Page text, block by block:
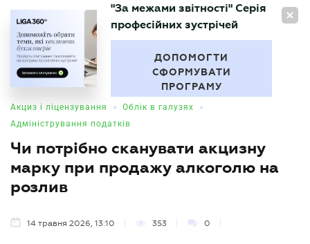
UA
БУХГАЛТЕР
"За межами звітності" Серія
професійних зустрічей
ДОПОМОГТИ
СФОРМУВАТИ
ПРОГРАМУ
Акциз і ліцензування • Облік в галузях •
Адміністрування податків
Чи потрібно сканувати акцизну
марку при продажу алкоголю на
розлив
14 травня 2026, 13:10 353 0